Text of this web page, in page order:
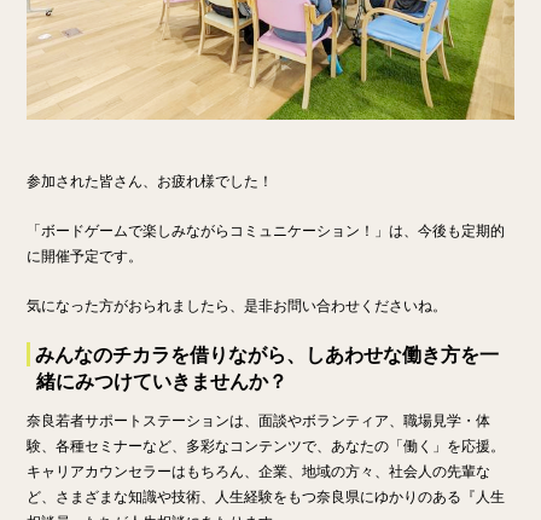
参加された皆さん、お疲れ様でした！
「ボードゲームで楽しみながらコミュニケーション！」は、今後も定期的
に開催予定です。
気になった方がおられましたら、是非お問い合わせくださいね。
みんなのチカラを借りながら、しあわせな働き方を一
緒にみつけていきませんか？
奈良若者サポートステーションは、面談やボランティア、職場見学・体
験、各種セミナーなど、多彩なコンテンツで、あなたの「働く」を応援。
キャリアカウンセラーはもちろん、企業、地域の方々、社会人の先輩な
ど、さまざまな知識や技術、人生経験をもつ奈良県にゆかりのある『人生